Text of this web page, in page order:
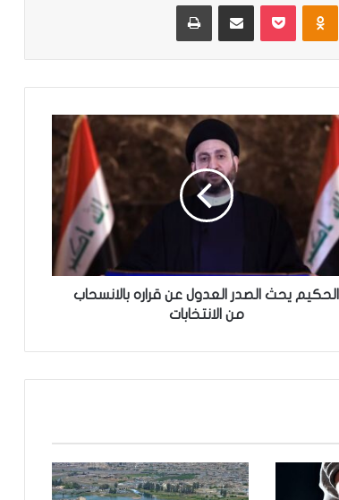
‏VKontakte
الحكيم يحث الصدر العدول عن قراره بالانسحاب
من الانتخابات